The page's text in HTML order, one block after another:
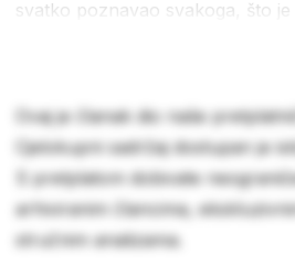
svatko poznavao svakoga, što je
Ovaj je članak dio naše
Cjelokupni sadržaj dostupan je
S pretplatom dobivate
arhiviranim člancima,
stručnim analizama.